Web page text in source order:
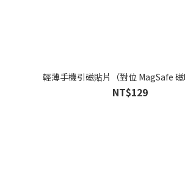
輕薄手機引磁貼片（對位 MagSafe 磁
NT$129